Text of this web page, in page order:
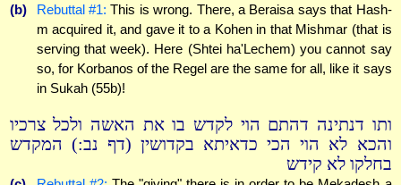
(b) Rebuttal #1: This is wrong. There, a Beraisa says that Hash-
m acquired it, and gave it to a Kohen in that Mishmar (that is
serving that week). Here (Shtei ha'Lechem) you cannot say
so, for Korbanos of the Regel are the same for all, like it says
in Sukah (55b)!
ותו דנתינה דהתם הוי לקדש בו את האשה ולכל צרכיו
והכא לא הוי הכי כדאיתא בקדושין (דף נב:) המקדש
בחלקו לא קידש